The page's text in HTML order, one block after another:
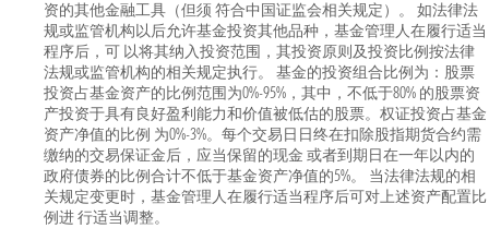
资的其他金融工具（但须 符合中国证监会相关规定）。 如法律法
规或监管机构以后允许基金投资其他品种，基金管理人在履行适当
程序后，可 以将其纳入投资范围，其投资原则及投资比例按法律
法规或监管机构的相关规定执行。 基金的投资组合比例为：股票
投资占基金资产的比例范围为0%-95%，其中，不低于80% 的股票资
产投资于具有良好盈利能力和价值被低估的股票。权证投资占基金
资产净值的比例 为0%-3%。每个交易日日终在扣除股指期货合约需
缴纳的交易保证金后，应当保留的现金 或者到期日在一年以内的
政府债券的比例合计不低于基金资产净值的5%。 当法律法规的相
关规定变更时，基金管理人在履行适当程序后可对上述资产配置比
例进 行适当调整。